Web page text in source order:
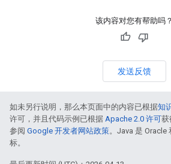
该内容对您有帮助吗？
发送反馈
如未另行说明，那么本页面中的内容已根据知
许可，并且代码示例已根据 Apache 2.0 许可获
参阅 Google 开发者网站政策。Java 是
标。